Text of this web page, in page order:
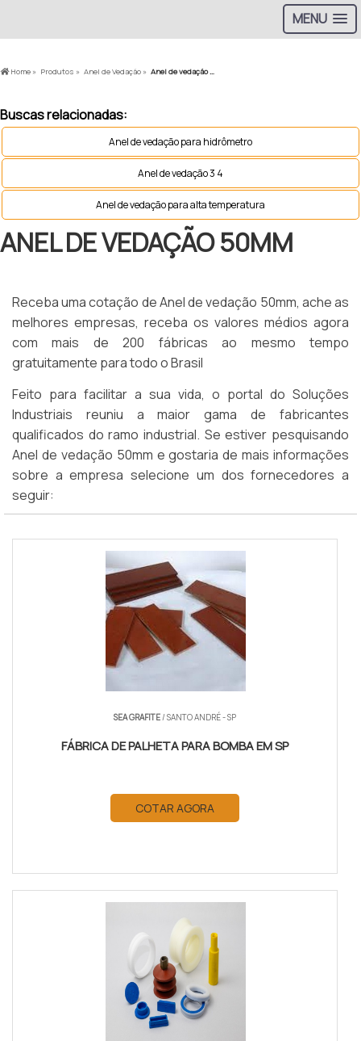
MENU
Home » Produtos » Anel de Vedação » Anel de vedação 50mm
Buscas relacionadas:
Anel de vedação para hidrômetro
Anel de vedação 3 4
Anel de vedação para alta temperatura
ANEL DE VEDAÇÃO 50MM
Receba uma cotação de Anel de vedação 50mm, ache as
melhores empresas, receba os valores médios agora
com mais de 200 fábricas ao mesmo tempo
gratuitamente para todo o Brasil
Feito para facilitar a sua vida, o portal do Soluções
Industriais reuniu a maior gama de fabricantes
qualificados do ramo industrial. Se estiver pesquisando
Anel de vedação 50mm e gostaria de mais informações
sobre a empresa selecione um dos fornecedores a
seguir:
SEA GRAFITE/ SANTO ANDRÉ - SP
FÁBRICA DE PALHETA PARA BOMBA EM SP
COTAR AGORA